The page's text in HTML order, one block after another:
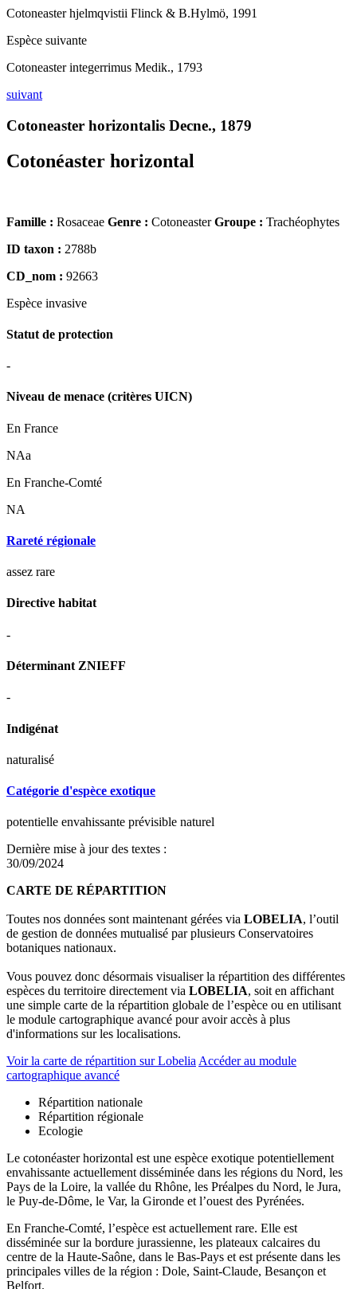
Cotoneaster hjelmqvistii Flinck & B.Hylmö, 1991
Espèce suivante
Cotoneaster integerrimus Medik., 1793
suivant
Cotoneaster horizontalis Decne., 1879
Cotonéaster horizontal
Famille : Rosaceae Genre : CotoneasterGroupe : Trachéophytes
ID taxon : 2788b
CD_nom : 92663
Espèce invasive
Statut de protection
-
Niveau de menace (critères UICN)
En France
NAa
En Franche-Comté
NA
Rareté régionale
assez rare
Directive habitat
-
Déterminant ZNIEFF
-
Indigénat
naturalisé
Catégorie d'espèce exotique
potentielle envahissante prévisible naturel
Dernière mise à jour des textes :
30/09/2024
CARTE DE RÉPARTITION
Toutes nos données sont maintenant gérées via LOBELIA, l’outil
de gestion de données mutualisé par plusieurs Conservatoires
botaniques nationaux.
Vous pouvez donc désormais visualiser la répartition des différentes
espèces du territoire directement via LOBELIA, soit en affichant
une simple carte de la répartition globale de l’espèce ou en utilisant
le module cartographique avancé pour avoir accès à plus
d'informations sur les localisations.
Voir la carte de répartition sur Lobelia Accéder au module
cartographique avancé
Répartition nationale
Répartition régionale
Ecologie
Le cotonéaster horizontal est une espèce exotique potentiellement
envahissante actuellement disséminée dans les régions du Nord, les
Pays de la Loire, la vallée du Rhône, les Préalpes du Nord, le Jura,
le Puy-de-Dôme, le Var, la Gironde et l’ouest des Pyrénées.
En Franche-Comté, l’espèce est actuellement rare. Elle est
disséminée sur la bordure jurassienne, les plateaux calcaires du
centre de la Haute-Saône, dans le Bas-Pays et est présente dans les
principales villes de la région : Dole, Saint-Claude, Besançon et
Belfort.